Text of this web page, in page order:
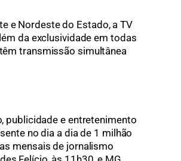
e Nordeste do Estado, a TV
da exclusividade em todas
transmissão simultânea
publicidade e entretenimento
no dia a dia de 1 milhão
mensais de jornalismo